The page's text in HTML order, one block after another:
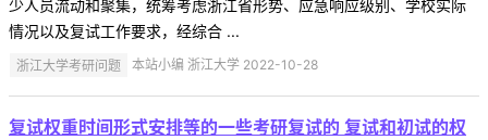
少人员流动和聚集，统筹考虑浙江省形势、应急响应级别、学校实际
情况以及复试工作要求，经综合 ...
浙江大学考研问题 本站小编 浙江大学 2022-10-28
复试权重时间形式安排等的一些考研复试的 复试和初试的权